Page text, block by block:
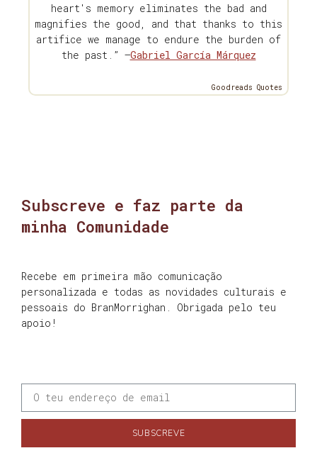
heart's memory eliminates the bad and
magnifies the good, and that thanks to this
artifice we manage to endure the burden of
the past.” —Gabriel García Márquez
Goodreads Quotes
Subscreve e faz parte da
minha Comunidade
Recebe em primeira mão comunicação
personalizada e todas as novidades culturais e
pessoais do BranMorrighan. Obrigada pelo teu
apoio!
SUBSCREVE